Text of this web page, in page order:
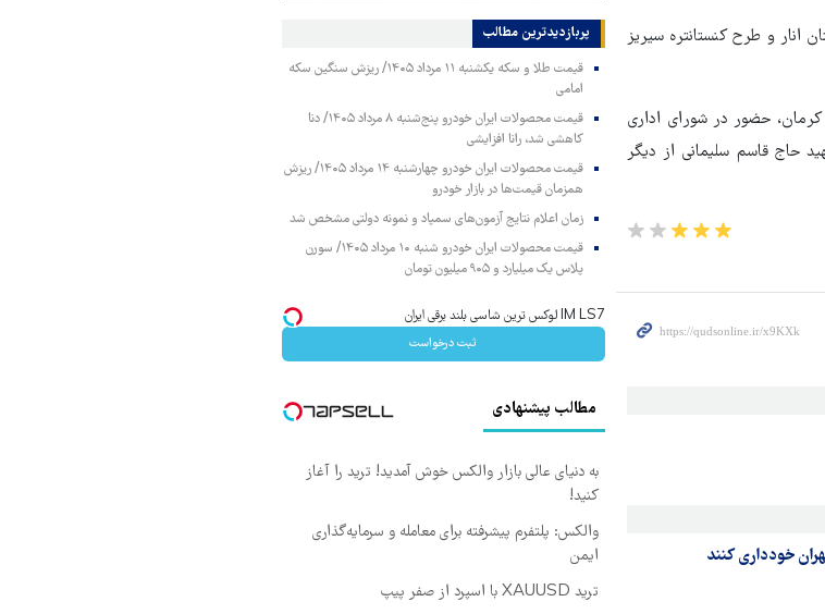
انار و طرح کنستانتره سیریز
حضور در شورای اداری
حاج قاسم سلیمانی از دیگر
خودداری کنند
پربازدیدترین‌ مطالب
قیمت طلا و سکه یکشنبه ۱۱ مرداد ۱۴۰۵/ ریزش سنگین سکه
امامی
قیمت محصولات ایران خودرو پنج‌شنبه ۸ مرداد ۱۴۰۵/ دنا
کاهشی شد، رانا افزایشی
قیمت محصولات ایران خودرو چهارشنبه ۱۴ مرداد ۱۴۰۵/ ریزش
همزمان قیمت‌ها در بازار خودرو
زمان اعلام نتایج آزمون‌های سمپاد و نمونه دولتی مشخص شد
قیمت محصولات ایران خودرو شنبه ۱۰ مرداد ۱۴۰۵/ سورن
پلاس یک میلیارد و ۹۰۵ میلیون تومان
IM LS7 لوکس ترین شاسی بلند برقی ایران
ثبت درخواست
مطالب پیشنهادی
به دنیای عالی بازار والکس خوش آمدید! ترید را آغاز
کنید!
والکس: پلتفرم پیشرفته برای معامله و سرمایه‌گذاری
ایمن
ترید XAUUSD با اسپرد از صفر پیپ